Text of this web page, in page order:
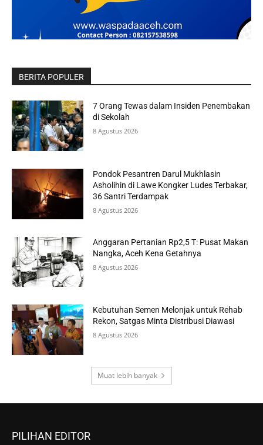
BERITA POPULER
7 Orang Tewas dalam Insiden Penembakan
di Sekolah
8 Agustus 2026
Pondok Pesantren Darul Mukhlasin
Asholihin di Lawe Kongker Ludes Terbakar,
36 Santri Terdampak
8 Agustus 2026
Anggaran Pertanian Rp2,5 T: Pusat Makan
Nangka, Aceh Kena Getahnya
8 Agustus 2026
Kebutuhan Semen Melonjak untuk Rehab
Rekon, Satgas Minta Distribusi Diawasi
8 Agustus 2026
Muat lebih banyak
PILIHAN EDITOR